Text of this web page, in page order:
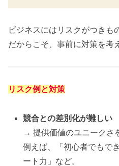
ビジネスにはリスクがつきも
だからこそ、事前に対策を考
リスク例と対策
競合との差別化が難しい
→ 提供価値のユニークさ
例えば、「初心者でもで
ート力」など。